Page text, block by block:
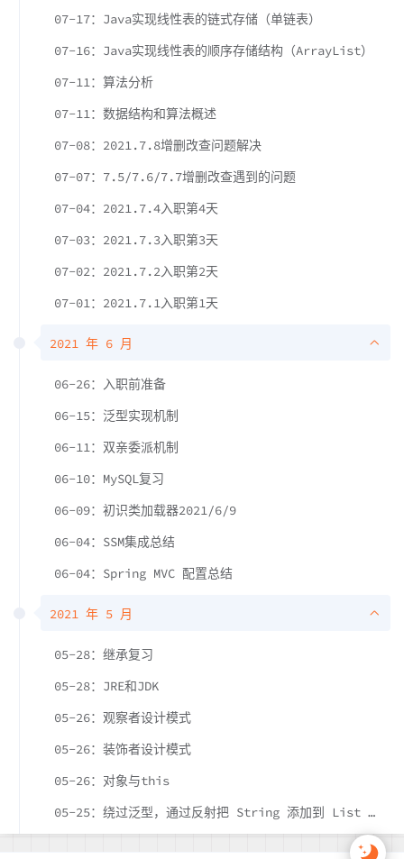
07-17：Java实现线性表的链式存储（单链表）
07-16：Java实现线性表的顺序存储结构（ArrayList）
07-11：算法分析
07-11：数据结构和算法概述
07-08：2021.7.8增删改查问题解决
07-07：7.5/7.6/7.7增删改查遇到的问题
07-04：2021.7.4入职第4天
07-03：2021.7.3入职第3天
07-02：2021.7.2入职第2天
07-01：2021.7.1入职第1天
2021 年 6 月
06-26：入职前准备
06-15：泛型实现机制
06-11：双亲委派机制
06-10：MySQL复习
06-09：初识类加载器2021/6/9
06-04：SSM集成总结
06-04：Spring MVC 配置总结
2021 年 5 月
05-28：继承复习
05-28：JRE和JDK
05-26：观察者设计模式
05-26：装饰者设计模式
05-26：对象与this
05-25：绕过泛型，通过反射把 String 添加到 List < Integer > 中